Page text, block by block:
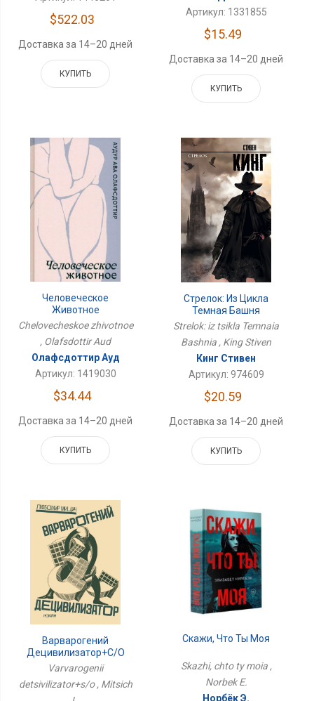
$522.03
Доставка за 14–20 дней
КУПИТЬ
Артикул: 1331855
$15.49
Доставка за 14–20 дней
КУПИТЬ
Человеческое
Животное
Chelovecheskoe zhivotnoe
, Olafsdottir Aud
Олафсдоттир Ауд
Артикул: 1419030
$34.44
Доставка за 14–20 дней
КУПИТЬ
Стрелок: Из Цикла
Темная Башня
Strelok: iz tsikla Temnaia
Bashnia , King Stiven
Кинг Стивен
Артикул: 974609
$20.59
Доставка за 14–20 дней
КУПИТЬ
Варварогений
Децивилизатор+с/о
Varvarogenii
detsivilizator+s/o , Mitsich
Скажи, Что Ты Моя
Skazhi, chto ty moia ,
Norbek E.
Норбёк Э.